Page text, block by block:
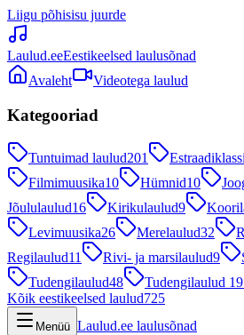
Liigu põhisisu juurde
Laulud.eeEestikeelsed laulusõnad
Avaleht
Videotega laulud
Kategooriad
Tuntuimad laulud201
Filmimuusika10 Hümnid10
Jõululaulud16 Kirikulaulud9
Levimuusika26 Merelaulud32
Regilaulud11 Rivi- ja marsilaulud9
Tudengilaulud48 Tudengilaulud
Kõik eestikeelsed laulud725
Menüü Laulud.ee laulusõnad